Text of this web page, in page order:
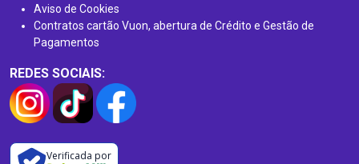
Aviso de Cookies
Contratos cartão Vuon, abertura de Crédito e Gestão de
Pagamentos
REDES SOCIAIS:
Verificada por